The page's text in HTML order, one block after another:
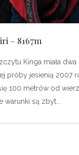
– 8167m
Kinga miała dwa
próby jesienią 2007
100 metrów od
warunki są zbyt